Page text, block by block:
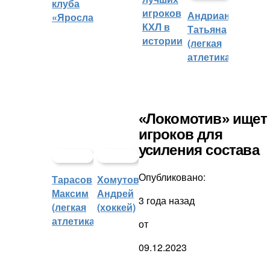
клуба
«Ярославич»
игроков
КХЛ в
истории
Андрианова
Татьяна
(легкая
атлетика)
Тарасов
Максим
(легкая
атлетика)
Хомутов
Андрей
(хоккей)
«Локомотив» ищет
игроков для
усиления состава
Опубликовано:
3 года назад
от
09.12.2023